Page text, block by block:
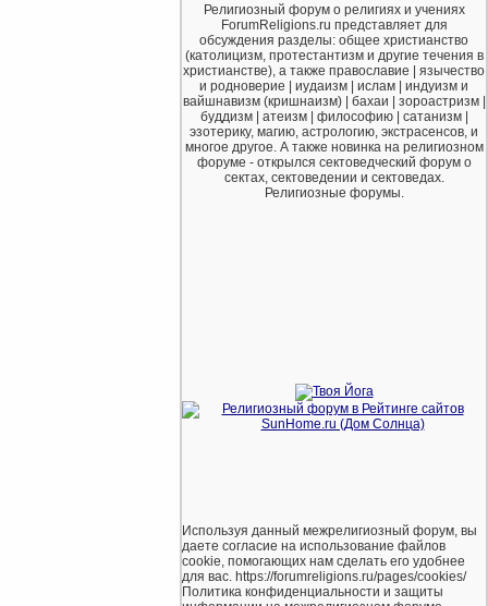
Религиозный форум о религиях и учениях
ForumReligions.ru представляет для
обсуждения разделы: общее христианство
(католицизм, протестантизм и другие течения в
христианстве), а также православие | язычество
и родноверие | иудаизм | ислам | индуизм и
вайшнавизм (кришнаизм) | бахаи | зороастризм |
буддизм | атеизм | философию | сатанизм |
эзотерику, магию, астрологию, экстрасенсов, и
многое другое. А также новинка на религиозном
форуме - открылся сектоведческий форум о
сектах, сектоведении и сектоведах.
Религиозные форумы.
Используя данный межрелигиозный форум, вы
даете согласие на использование файлов
cookie, помогающих нам сделать его удобнее
для вас. https://forumreligions.ru/pages/cookies/
Политика конфиденциальности и защиты